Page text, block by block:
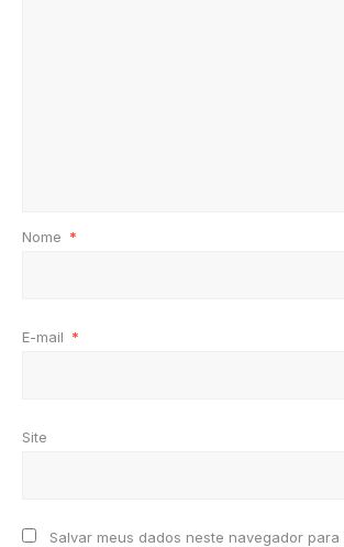
Nome *
E-mail *
Site
Salvar meus dados neste navegador para